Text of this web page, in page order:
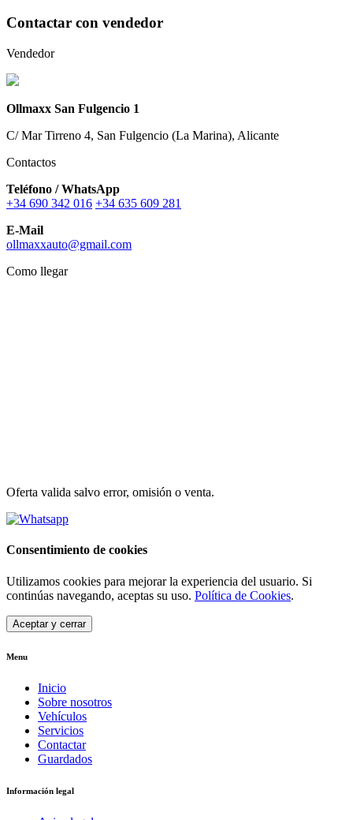
Contactar con vendedor
Vendedor
Ollmaxx San Fulgencio 1
C/ Mar Tirreno 4, San Fulgencio (La Marina), Alicante
Contactos
Teléfono / WhatsApp
+34 690 342 016 +34 635 609 281
E-Mail
ollmaxxauto@gmail.com
Como llegar
Oferta valida salvo error, omisión o venta.
Consentimiento de cookies
Utilizamos cookies para mejorar la experiencia del usuario. Si
continúas navegando, aceptas su uso. Política de Cookies.
Aceptar y cerrar
Menu
Inicio
Sobre nosotros
Vehículos
Servicios
Contactar
Guardados
Información legal